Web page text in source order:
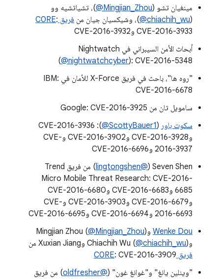
مينغيان تشو (‎@Mingjian_Zhou)، تشياتشيه وو
(
‎@chiachih_wu)، وشيكسيان جيان من فريق C0RE :
CVE-2016-3933 وCVE-2016-3932
أبحاث الأمن السيبراني في Nightwatch
(@nightwatchcyber): CVE-2016-5348
"روه ها"، باحث في فريق X-Force للأمان في IBM:
CVE-2016-6678
سامويل تان من Google: CVE-2016-3925
سكوت باور (
‎@ScottyBauer1
): CVE-2016-3936
وCVE-2016-3928 وCVE-2016-3902 وCVE-
2016-3937 وCVE-2016-6696
Seven Shen‏ (
@lingtongshen
) من فريق Trend
Micro Mobile Threat Research: CVE-2016-
6685 وCVE-2016-6683 وCVE-2016-6680
وCVE-2016-6679 وCVE-2016-3903 وCVE-
2016-6693 وCVE-2016-6694 وCVE-2016-6695
Wenke Dou وMingjian Zhou ( ‎@Mingjian_Zhou)
وChiachih Wu ( ‎@chiachih_wu) وXuxian Jiang من
فريق C0RE : CVE-2016-3909
"وينلين يانغ" و"غوانغ غون" (@oldfresher
) من فريق